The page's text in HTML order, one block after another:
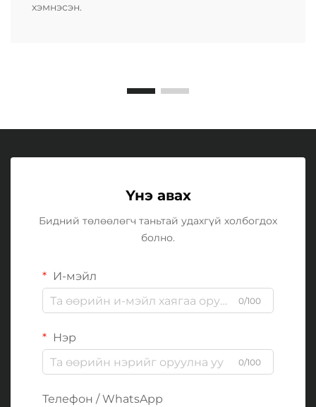
хэмнэсэн.
Үнэ авах
Бидний төлөөлөгч таньтай удахгүй холбогдох
болно.
И-мэйл
0/100
Нэр
0/100
Телефон / WhatsApp